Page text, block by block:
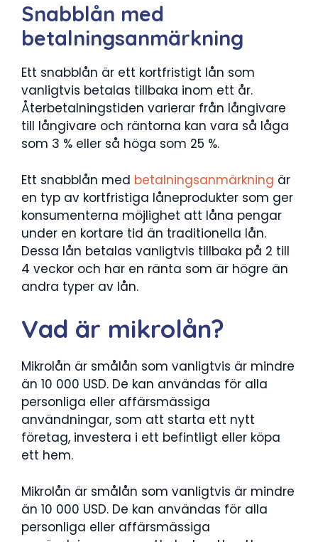
Snabblån med
betalningsanmärkning
Ett snabblån är ett kortfristigt lån som
vanligtvis betalas tillbaka inom ett år.
Återbetalningstiden varierar från långivare
till långivare och räntorna kan vara så låga
som 3 % eller så höga som 25 %.
Ett snabblån med betalningsanmärkning är
en typ av kortfristiga låneprodukter som ger
konsumenterna möjlighet att låna pengar
under en kortare tid än traditionella lån.
Dessa lån betalas vanligtvis tillbaka på 2 till
4 veckor och har en ränta som är högre än
andra typer av lån.
Vad är mikrolån?
Mikrolån är smålån som vanligtvis är mindre
än 10 000 USD. De kan användas för alla
personliga eller affärsmässiga
användningar, som att starta ett nytt
företag, investera i ett befintligt eller köpa
ett hem.
Mikrolån är smålån som vanligtvis är mindre
än 10 000 USD. De kan användas för alla
personliga eller affärsmässiga